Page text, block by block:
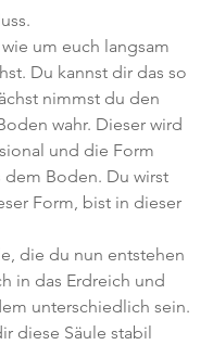
um euch langsam
Du kannst dir das so
nimmst du den
wahr. Dieser wird
und die Form
dem Boden. Du wirst
Form, bist in dieser
die du nun entstehen
in das Erdreich und
unterschiedlich sein.
diese Säule stabil